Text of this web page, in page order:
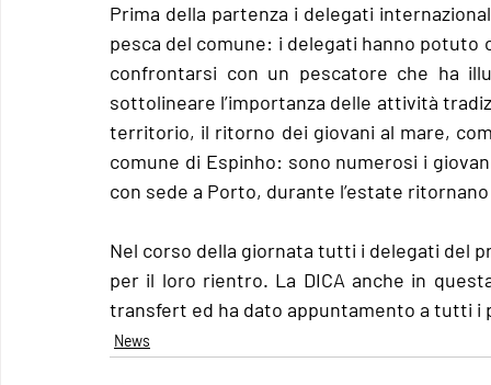
Prima della partenza i delegati
pesca del comune: i delegati hanno
confrontarsi con un pescatore che ha
sottolineare l’importanza delle attività
territorio, il ritorno dei giovani al mare,
comune di Espinho: sono numerosi i
con sede a Porto, durante l’estate
Nel corso della giornata tutti i delegati del
per il loro rientro. La DICA anche in
transfert ed ha dato appuntamento a tutti i
News